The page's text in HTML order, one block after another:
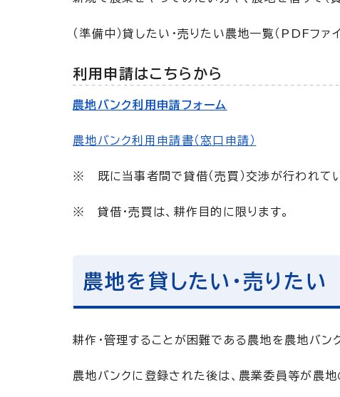
（準備中）貸したい・売りたい農地一覧（PDFファイ
利用申請はこちらから
農地バンク利用申請フォーム
農地バンク利用申請書（窓口申請）
※ 既に当事者間で貸借（売買）交渉が行われて
※ 貸借・売買は、耕作目的に限ります。
農地を貸したい・売りたい
耕作・管理することが困難である農地を農地バン
農地バンクに登録された後は、農業委員等が農